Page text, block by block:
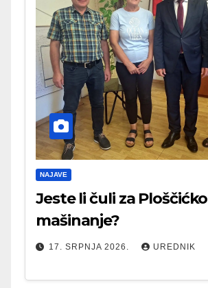
NAJAVE
Jeste li čuli za Ploščićko
mašinanje?
17. SRPNJA 2026. UREDNIK